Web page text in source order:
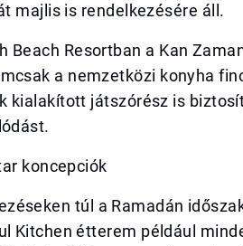
majlis is rendelkezésére áll.
Beach Resortban a Kan
a nemzetközi konyha
kialakított játszórész is
koncepciók
túl a Ramadán
Kitchen étterem például